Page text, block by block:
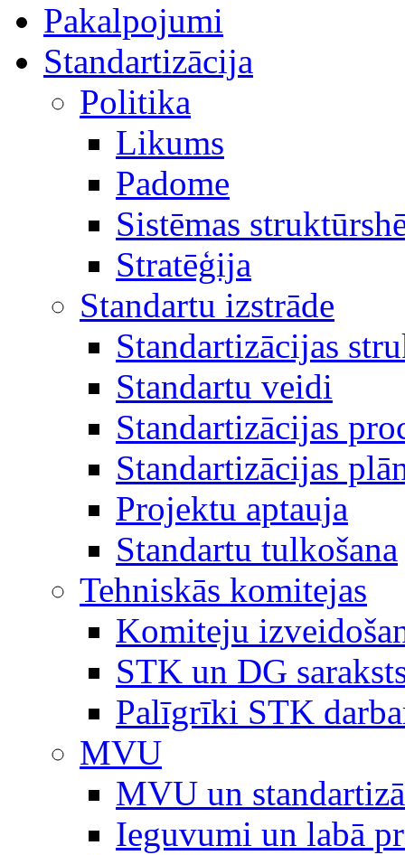
Pakalpojumi
Standartizācija
Politika
Likums
Padome
Sistēmas
Stratēģija
Standartu izstrāde
Standartizācijas
Standartu veidi
Standartizācijas
Standartizācijas
Projektu aptauja
Standartu tulkošana
Tehniskās komitejas
Komiteju
STK un DG
Palīgrīki STK
MVU
MVU un
Ieguvumi un labā